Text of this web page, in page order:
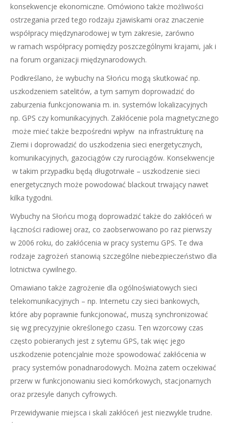
konsekwencje ekonomiczne. Omówiono także możliwości
ostrzegania przed tego rodzaju zjawiskami oraz znaczenie
współpracy międzynarodowej w tym zakresie, zarówno
w ramach współpracy pomiędzy poszczególnymi krajami, jak i
na forum organizacji międzynarodowych.
Podkreślano, że wybuchy na Słońcu mogą skutkować np.
uszkodzeniem satelitów, a tym samym doprowadzić do
zaburzenia funkcjonowania m. in. systemów lokalizacyjnych
np. GPS czy komunikacyjnych. Zakłócenie pola magnetycznego
może mieć także bezpośredni wpływ na infrastrukturę na
Ziemi i doprowadzić do uszkodzenia sieci energetycznych,
komunikacyjnych, gazociągów czy rurociągów. Konsekwencje
w takim przypadku będą długotrwałe – uszkodzenie sieci
energetycznych może powodować blackout trwający nawet
kilka tygodni.
Wybuchy na Słońcu mogą doprowadzić także do zakłóceń w
łączności radiowej oraz, co zaobserwowano po raz pierwszy
w 2006 roku, do zakłócenia w pracy systemu GPS. Te dwa
rodzaje zagrożeń stanowią szczególne niebezpieczeństwo dla
lotnictwa cywilnego.
Omawiano także zagrożenie dla ogólnoświatowych sieci
telekomunikacyjnych – np. Internetu czy sieci bankowych,
które aby poprawnie funkcjonować, muszą synchronizować
się wg precyzyjnie określonego czasu. Ten wzorcowy czas
często pobieranych jest z sytemu GPS, tak więc jego
uszkodzenie potencjalnie może spowodować zakłócenia w
pracy systemów ponadnarodowych. Można zatem oczekiwać
przerw w funkcjonowaniu sieci komórkowych, stacjonarnych
oraz przesyle danych cyfrowych.
Przewidywanie miejsca i skali zakłóceń jest niezwykle trudne.